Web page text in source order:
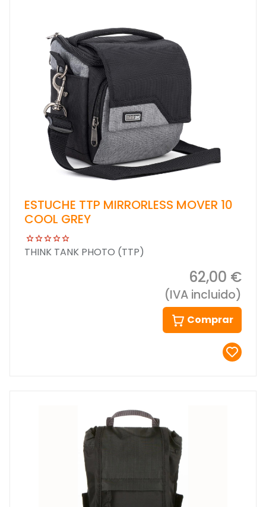
ESTUCHE TTP MIRRORLESS MOVER 10
COOL GREY
THINK TANK PHOTO (TTP)
62,00 €
(IVA incluido)
Comprar